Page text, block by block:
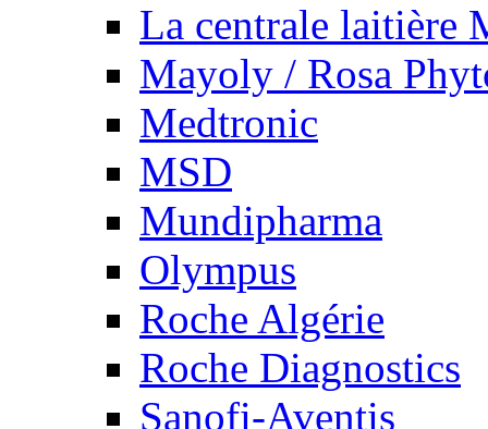
La centrale laitière
Mayoly / Rosa
Medtronic
MSD
Mundipharma
Olympus
Roche Algérie
Roche Diagnostics
Sanofi-Aventis